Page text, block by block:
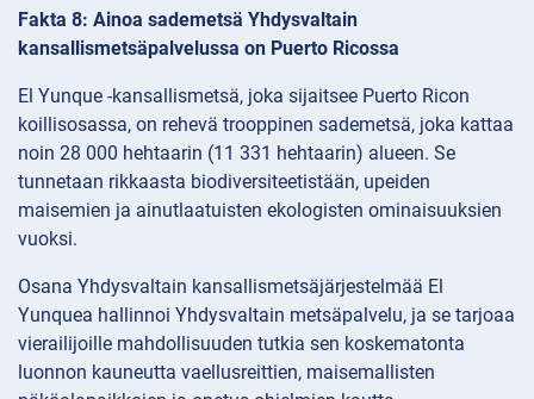
Fakta 8: Ainoa sademetsä Yhdysvaltain
kansallismetsäpalvelussa on Puerto Ricossa
El Yunque -kansallismetsä, joka sijaitsee Puerto Ricon
koillisosassa, on rehevä trooppinen sademetsä, joka kattaa
noin 28 000 hehtaarin (11 331 hehtaarin) alueen. Se
tunnetaan rikkaasta biodiversiteetistään, upeiden
maisemien ja ainutlaatuisten ekologisten ominaisuuksien
vuoksi.
Osana Yhdysvaltain kansallismetsäjärjestelmää El
Yunquea hallinnoi Yhdysvaltain metsäpalvelu, ja se tarjoaa
vierailijoille mahdollisuuden tutkia sen koskematonta
luonnon kauneutta vaellusreittien, maisemallisten